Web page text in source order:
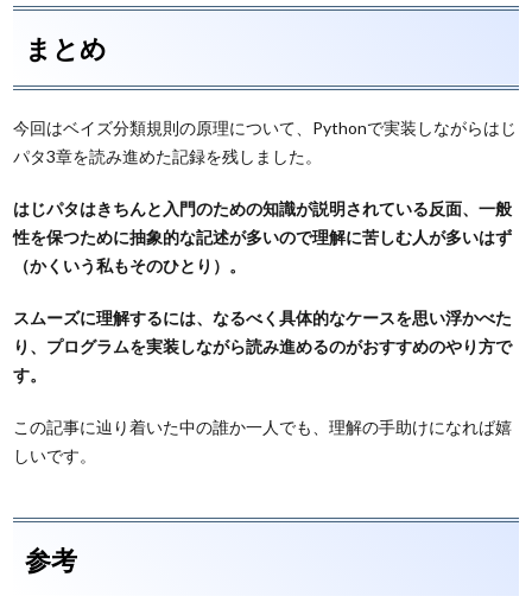
まとめ
今回はベイズ分類規則の原理について、Pythonで実装しながらはじ
パタ3章を読み進めた記録を残しました。
はじパタはきちんと入門のための知識が説明されている反面、一般
性を保つために抽象的な記述が多いので理解に苦しむ人が多いはず
（かくいう私もそのひとり）。
スムーズに理解するには、なるべく具体的なケースを思い浮かべた
り、プログラムを実装しながら読み進めるのがおすすめのやり方で
す。
この記事に辿り着いた中の誰か一人でも、理解の手助けになれば嬉
しいです。
参考